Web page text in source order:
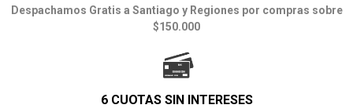
Despachamos Gratis a Santiago y Regiones por compras sobre
$150.000
6 CUOTAS SIN INTERESES